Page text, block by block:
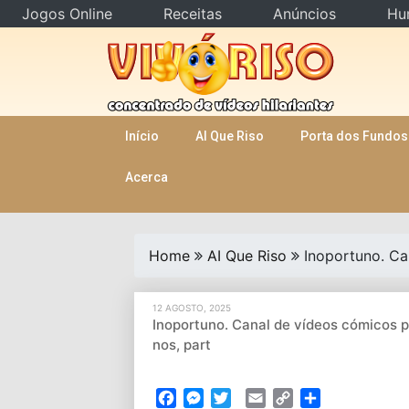
Início AI Que Riso Porta dos Fundos
Acerca
Home AI Que Riso Inoportuno.
12 AGOSTO, 2025
Inoportuno. Canal de vídeos cómicos
nos, part
FacebookMessenger
TwitterEmail Copy
Jogos Online Receitas Anúncios